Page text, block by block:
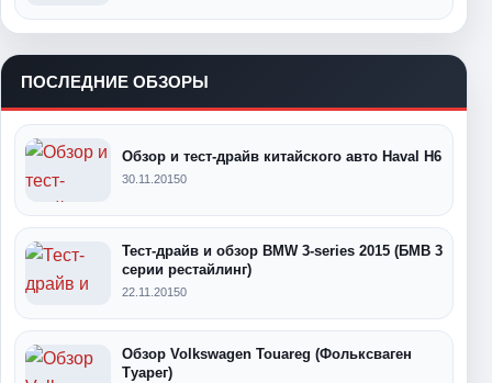
ПОСЛЕДНИЕ ОБЗОРЫ
Обзор и тест-драйв китайского авто Haval H6
30.11.20150
Тест-драйв и обзор BMW 3-series 2015 (БМВ 3
серии рестайлинг)
22.11.20150
Обзор Volkswagen Touareg (Фольксваген
Туарег)